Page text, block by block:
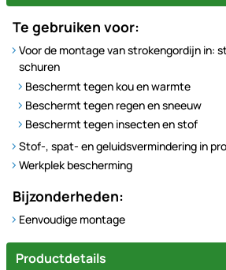
Te gebruiken voor:
Voor de montage van strokengordijn in:
schuren
Beschermt tegen kou en warmte
Beschermt tegen regen en sneeuw
Beschermt tegen insecten en stof
Stof-, spat- en geluidsvermindering in
Werkplek bescherming
Bijzonderheden:
Eenvoudige montage
Productdetails